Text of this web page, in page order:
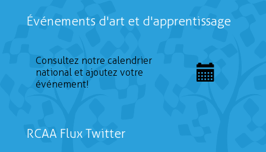
Événements d'art et d'apprentissage
Consultez notre calendrier
national et ajoutez votre
événement!
RCAA Flux Twitter